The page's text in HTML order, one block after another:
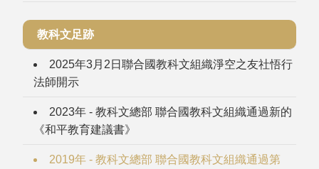
教科文足跡
2025年3月2日聯合國教科文組織淨空之友社悟行
法師開示
2023年 - 教科文總部 聯合國教科文組織通過新的
《和平教育建議書》
2019年 - 教科文總部 聯合國教科文組織通過第